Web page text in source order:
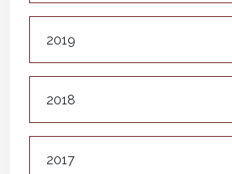
2019
2018
2017